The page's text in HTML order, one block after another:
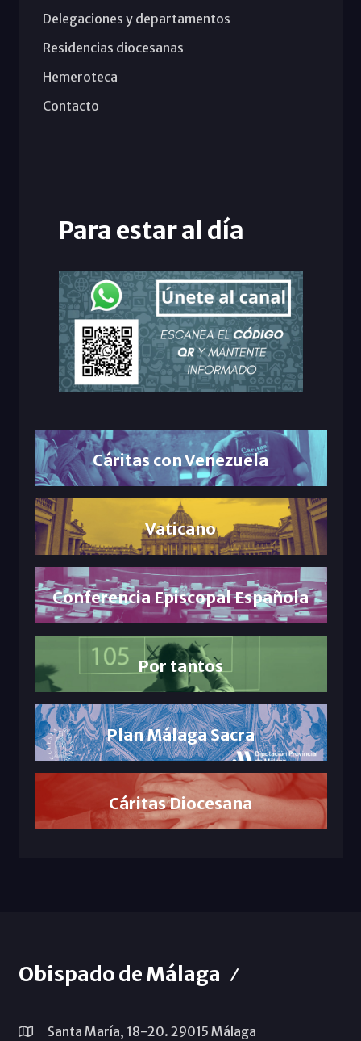
Delegaciones y departamentos
Residencias diocesanas
Hemeroteca
Contacto
Para estar al día
Cáritas con Venezuela
Vaticano
Conferencia Episcopal Española
Por tantos
Plan Málaga Sacra
Cáritas Diocesana
Obispado de Málaga
Santa María, 18-20. 29015 Málaga